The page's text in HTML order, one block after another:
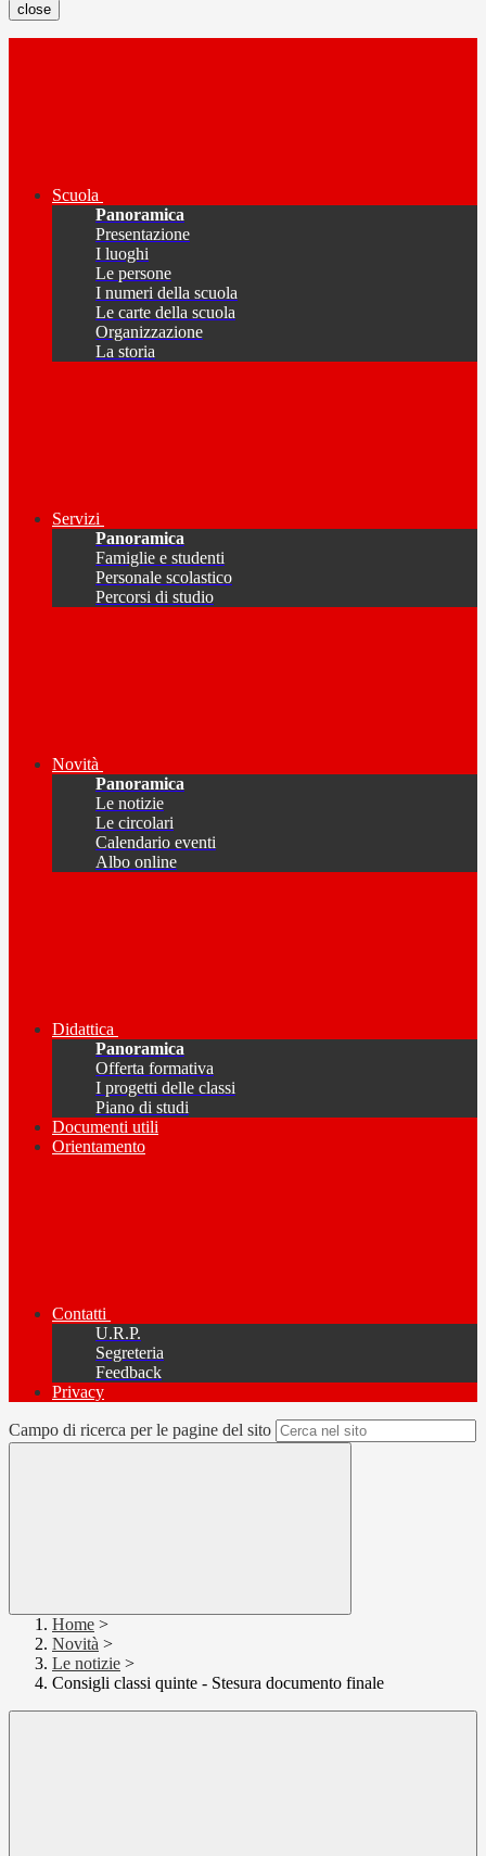
close
Scuola
Panoramica
Presentazione
I luoghi
Le persone
I numeri della scuola
Le carte della scuola
Organizzazione
La storia
Servizi
Panoramica
Famiglie e studenti
Personale scolastico
Percorsi di studio
Novità
Panoramica
Le notizie
Le circolari
Calendario eventi
Albo online
Didattica
Panoramica
Offerta formativa
I progetti delle classi
Piano di studi
Documenti utili
Orientamento
Contatti
U.R.P.
Segreteria
Feedback
Privacy
Campo di ricerca per le pagine del sito
Home >
Novità >
Le notizie >
Consigli classi quinte - Stesura documento finale